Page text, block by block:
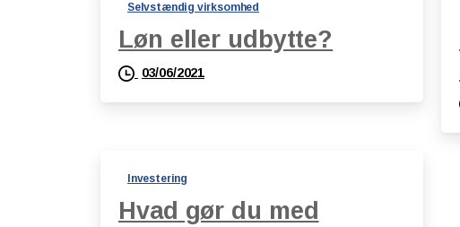
Selvstændig virksomhed
Løn eller udbytte?
03/06/2021
Investering
Hvad gør du med